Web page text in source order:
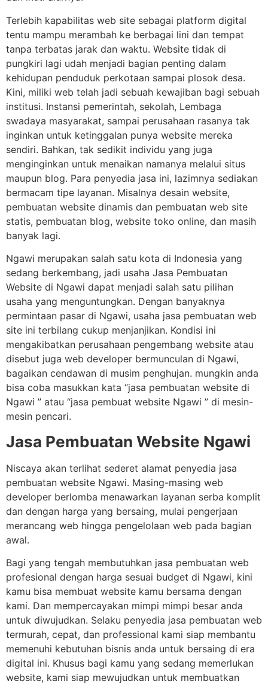
Terlebih kapabilitas web site sebagai platform digital
tentu mampu merambah ke berbagai lini dan tempat
tanpa terbatas jarak dan waktu. Website tidak di
pungkiri lagi udah menjadi bagian penting dalam
kehidupan penduduk perkotaan sampai plosok desa.
Kini, miliki web telah jadi sebuah kewajiban bagi sebuah
institusi. Instansi pemerintah, sekolah, Lembaga
swadaya masyarakat, sampai perusahaan rasanya tak
inginkan untuk ketinggalan punya website mereka
sendiri. Bahkan, tak sedikit individu yang juga
menginginkan untuk menaikan namanya melalui situs
maupun blog. Para penyedia jasa ini, lazimnya sediakan
bermacam tipe layanan. Misalnya desain website,
pembuatan website dinamis dan pembuatan web site
statis, pembuatan blog, website toko online, dan masih
banyak lagi.
Ngawi merupakan salah satu kota di Indonesia yang
sedang berkembang, jadi usaha Jasa Pembuatan
Website di Ngawi dapat menjadi salah satu pilihan
usaha yang menguntungkan. Dengan banyaknya
permintaan pasar di Ngawi, usaha jasa pembuatan web
site ini terbilang cukup menjanjikan. Kondisi ini
mengakibatkan perusahaan pengembang website atau
disebut juga web developer bermunculan di Ngawi,
bagaikan cendawan di musim penghujan. mungkin anda
bisa coba masukkan kata “jasa pembuatan website di
Ngawi ” atau “jasa pembuat website Ngawi ” di mesin-
mesin pencari.
Jasa Pembuatan Website Ngawi
Niscaya akan terlihat sederet alamat penyedia jasa
pembuatan website Ngawi. Masing-masing web
developer berlomba menawarkan layanan serba komplit
dan dengan harga yang bersaing, mulai pengerjaan
merancang web hingga pengelolaan web pada bagian
awal.
Bagi yang tengah membutuhkan jasa pembuatan web
profesional dengan harga sesuai budget di Ngawi, kini
kamu bisa membuat website kamu bersama dengan
kami. Dan mempercayakan mimpi mimpi besar anda
untuk diwujudkan. Selaku penyedia jasa pembuatan web
termurah, cepat, dan professional kami siap membantu
memenuhi kebutuhan bisnis anda untuk bersaing di era
digital ini. Khusus bagi kamu yang sedang memerlukan
website, kami siap mewujudkan untuk membuatkan